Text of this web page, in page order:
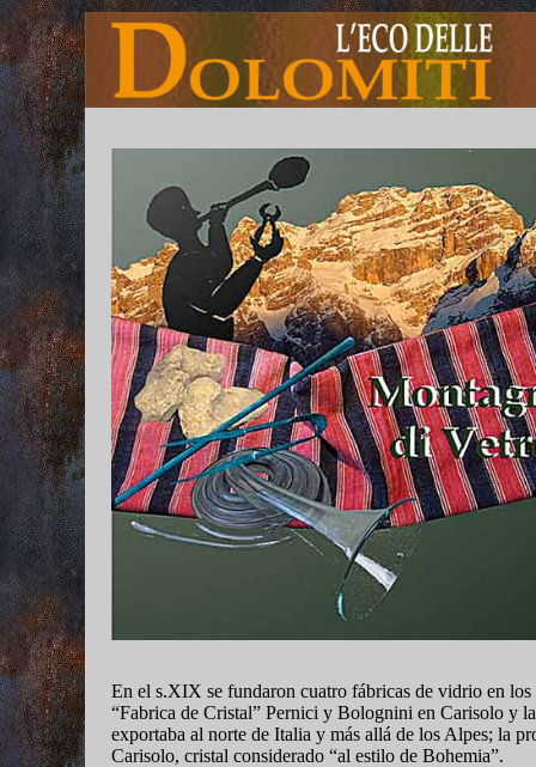
En el s.XIX se fundaron cuatro fábricas de vidrio en
“Fabrica de Cristal” Pernici y Bolognini en Carisolo y
exportaba al norte de Italia y más allá de los Alpes; la
Carisolo, cristal considerado “al estilo de Bohemia”.